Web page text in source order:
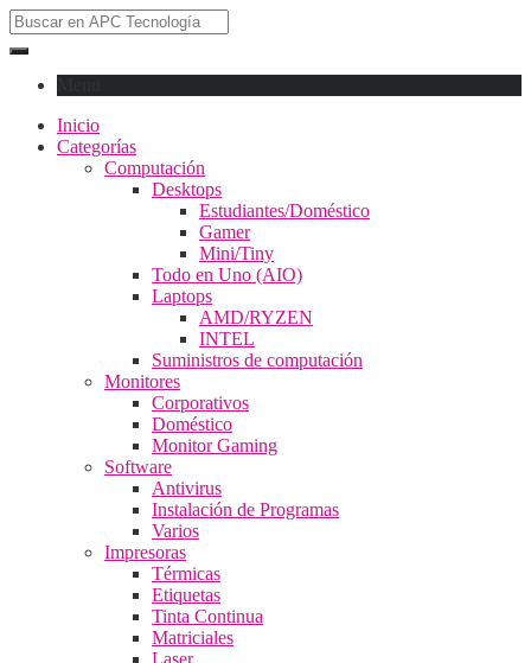
Inicio
Categorías
Computación
Desktops
Estudiantes/Doméstico
Gamer
Mini/Tiny
Todo en Uno (AIO)
Laptops
AMD/RYZEN
INTEL
Suministros de computación
Monitores
Corporativos
Doméstico
Monitor Gaming
Software
Antivirus
Instalación de Programas
Varios
Impresoras
Térmicas
Etiquetas
Tinta Continua
Matriciales
Laser